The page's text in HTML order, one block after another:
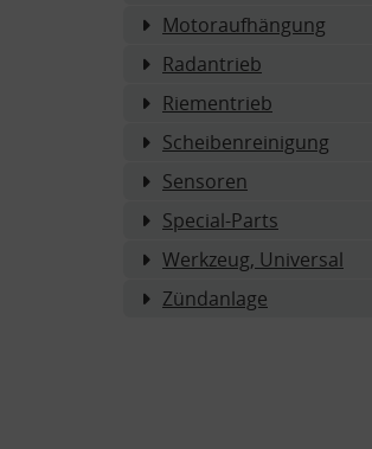
Motoraufhängung
Radantrieb
Riementrieb
Scheibenreinigung
Sensoren
Special-Parts
Werkzeug, Universal
Zündanlage